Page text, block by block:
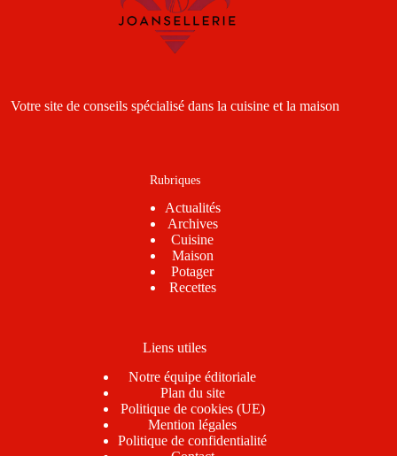
Votre site de conseils spécialisé dans la cuisine et la maison
Rubriques
Actualités
Archives
Cuisine
Maison
Potager
Recettes
Liens utiles
Notre équipe éditoriale
Plan du site
Politique de cookies (UE)
Mention légales
Politique de confidentialité